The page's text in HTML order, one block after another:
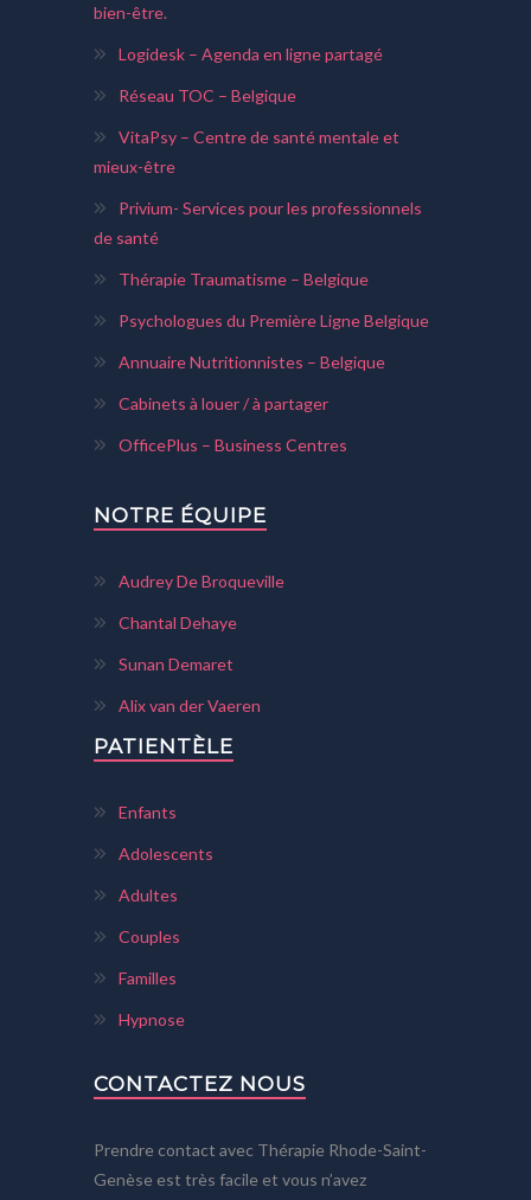
bien-être.
Logidesk – Agenda en ligne partagé
Réseau TOC – Belgique
VitaPsy – Centre de santé mentale et
mieux-être
Privium- Services pour les professionnels
de santé
Thérapie Traumatisme – Belgique
Psychologues du Première Ligne Belgique
Annuaire Nutritionnistes – Belgique
Cabinets à louer / à partager
OfficePlus – Business Centres
NOTRE ÉQUIPE
Audrey De Broqueville
Chantal Dehaye
Sunan Demaret
Alix van der Vaeren
PATIENTÈLE
Enfants
Adolescents
Adultes
Couples
Familles
Hypnose
CONTACTEZ NOUS
Prendre contact avec Thérapie Rhode-Saint-
Genèse est très facile et vous n’avez